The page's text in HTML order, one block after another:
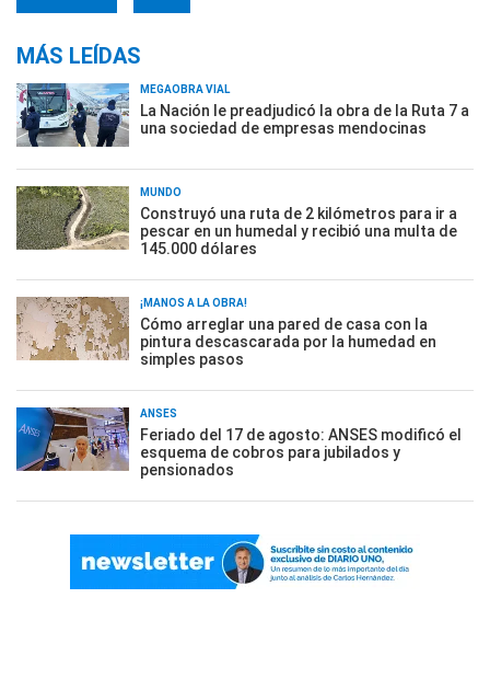
MÁS LEÍDAS
MEGAOBRA VIAL
La Nación le preadjudicó la obra de la Ruta 7 a
una sociedad de empresas mendocinas
MUNDO
Construyó una ruta de 2 kilómetros para ir a
pescar en un humedal y recibió una multa de
145.000 dólares
¡MANOS A LA OBRA!
Cómo arreglar una pared de casa con la
pintura descascarada por la humedad en
simples pasos
ANSES
Feriado del 17 de agosto: ANSES modificó el
esquema de cobros para jubilados y
pensionados